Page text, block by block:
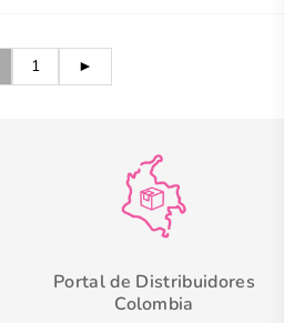
1 ►
Portal de Distribuidores
Colombia